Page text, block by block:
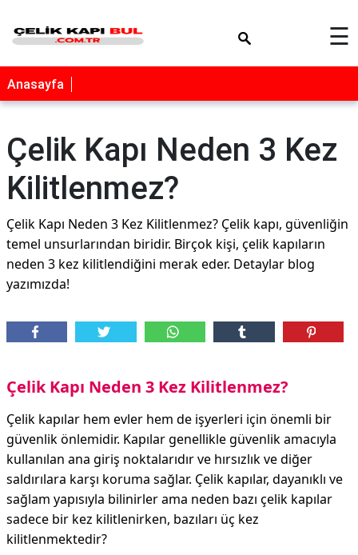
☰
Anasayfa
Çelik Kapı Neden 3 Kez
Kilitlenmez?
Çelik Kapı Neden 3 Kez Kilitlenmez? Çelik kapı, güvenliğin
temel unsurlarından biridir. Birçok kişi, çelik kapıların
neden 3 kez kilitlendiğini merak eder. Detaylar blog
yazımızda!
Çelik Kapı Neden 3 Kez Kilitlenmez?
Çelik kapılar hem evler hem de işyerleri için önemli bir
güvenlik önlemidir. Kapılar genellikle güvenlik amacıyla
kullanılan ana giriş noktalarıdır ve hırsızlık ve diğer
saldırılara karşı koruma sağlar. Çelik kapılar, dayanıklı ve
sağlam yapısıyla bilinirler ama neden bazı çelik kapılar
sadece bir kez kilitlenirken, bazıları üç kez
kilitlenmektedir?